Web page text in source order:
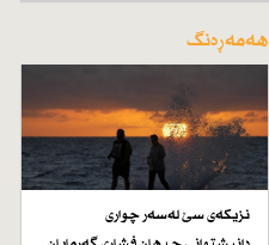
هەمەڕەنگ
نزیكەی سێ لەسەر چواری